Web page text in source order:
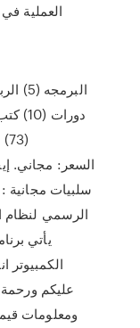
العملية
سلبيات مجانية :
عليكم ورحمة
ومعلومات